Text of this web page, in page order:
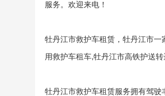
服务。欢迎来电！
牡丹江市救护车租赁，牡丹江市
用救护车租车,牡丹江市高铁护送
牡丹江市救护车租赁服务拥有驾驶